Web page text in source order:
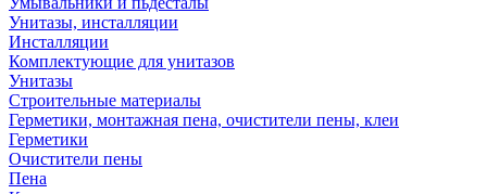
Унитазы, инсталляции
Инсталляции
Комплектующие для унитазов
Унитазы
Строительные материалы
Герметики, монтажная пена, очистители пены, клеи
Герметики
Очистители пены
Пена